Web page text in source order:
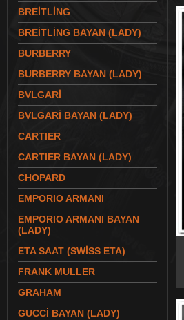
BREİTLİNG
BREİTLİNG BAYAN (LADY)
BURBERRY
BURBERRY BAYAN (LADY)
BVLGARİ
BVLGARİ BAYAN (LADY)
CARTIER
CARTIER BAYAN (LADY)
CHOPARD
EMPORIO ARMANI
EMPORIO ARMANI BAYAN
(LADY)
ETA SAAT (SWİSS ETA)
FRANK MULLER
GRAHAM
GUCCİ BAYAN (LADY)